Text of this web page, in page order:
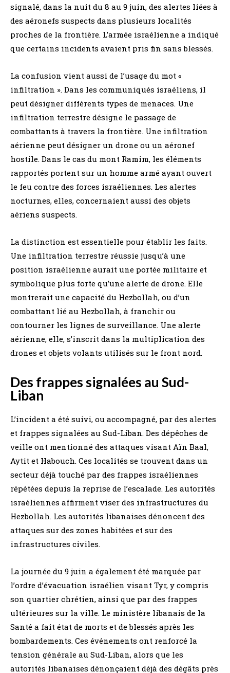
signalé, dans la nuit du 8 au 9 juin, des alertes liées à
des aéronefs suspects dans plusieurs localités
proches de la frontière. L’armée israélienne a indiqué
que certains incidents avaient pris fin sans blessés.
La confusion vient aussi de l’usage du mot «
infiltration ». Dans les communiqués israéliens, il
peut désigner différents types de menaces. Une
infiltration terrestre désigne le passage de
combattants à travers la frontière. Une infiltration
aérienne peut désigner un drone ou un aéronef
hostile. Dans le cas du mont Ramim, les éléments
rapportés portent sur un homme armé ayant ouvert
le feu contre des forces israéliennes. Les alertes
nocturnes, elles, concernaient aussi des objets
aériens suspects.
La distinction est essentielle pour établir les faits.
Une infiltration terrestre réussie jusqu’à une
position israélienne aurait une portée militaire et
symbolique plus forte qu’une alerte de drone. Elle
montrerait une capacité du Hezbollah, ou d’un
combattant lié au Hezbollah, à franchir ou
contourner les lignes de surveillance. Une alerte
aérienne, elle, s’inscrit dans la multiplication des
drones et objets volants utilisés sur le front nord.
Des frappes signalées au Sud-
Liban
L’incident a été suivi, ou accompagné, par des alertes
et frappes signalées au Sud-Liban. Des dépêches de
veille ont mentionné des attaques visant Aïn Baal,
Aytit et Habouch. Ces localités se trouvent dans un
secteur déjà touché par des frappes israéliennes
répétées depuis la reprise de l’escalade. Les autorités
israéliennes affirment viser des infrastructures du
Hezbollah. Les autorités libanaises dénoncent des
attaques sur des zones habitées et sur des
infrastructures civiles.
La journée du 9 juin a également été marquée par
l’ordre d’évacuation israélien visant Tyr, y compris
son quartier chrétien, ainsi que par des frappes
ultérieures sur la ville. Le ministère libanais de la
Santé a fait état de morts et de blessés après les
bombardements. Ces événements ont renforcé la
tension générale au Sud-Liban, alors que les
autorités libanaises dénonçaient déjà des dégâts près